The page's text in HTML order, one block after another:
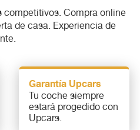
competitivos. Compra online
de casa. Experiencia de
Garantía Upcars
Tu coche siempre
estará progedido con
Upcars.